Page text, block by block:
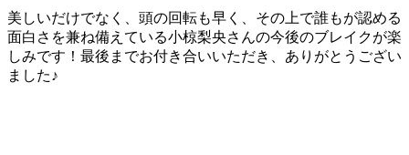
美しいだけでなく、頭の回転も早く、その上で誰もが認める
面白さを兼ね備えている小椋梨央さんの今後のブレイクが楽
しみです！ 最後までお付き合いいただき、ありがとうござい
ました♪